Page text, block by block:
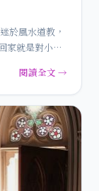
於風水道教，
家就是對小孩
閱讀全文 →